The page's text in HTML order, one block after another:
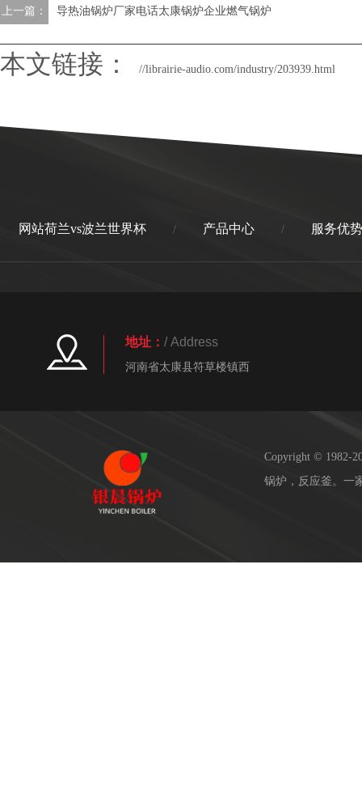
上一篇： 导热油锅炉厂家电话太康锅炉企业燃气锅炉
本文链接： //librairie-audio.com/industry/203939.html
网站荷兰vs波兰世界杯 / 产品中心 / 服务优势
地址： / Address
河南省太康县符草楼镇西
Copyright © 1982-
锅炉，反应釜。一